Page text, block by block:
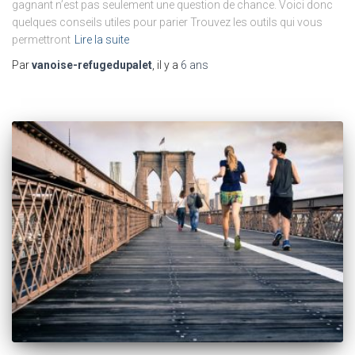
gagnant n’est pas seulement une question de chance. Voici donc
quelques conseils utiles pour parier Trouvez les outils qui vous
permettront Lire la suite
Parvanoise-refugedupalet, il y a 6 ans